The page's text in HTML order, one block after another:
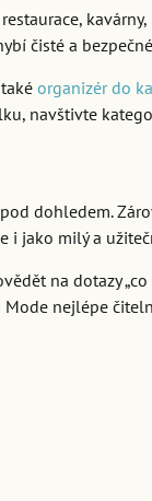
čisté a
takéorganizér do
navštivte
dohledem.
i jako milý a
na dotazy „co
Mode nejlépe